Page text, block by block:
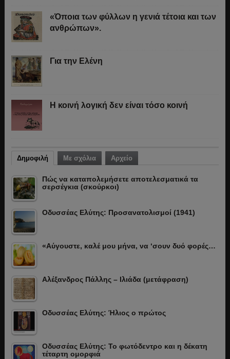
«Όποια των φύλλων η γενιά τέτοια και των
ανθρώπων».
Για την Ελένη
Η κοινή λογική δεν είναι τόσο κοινή
Δημοφιλή Με σχόλια Αρχείο
Πώς να καταπολεμήσετε αποτελεσματικά τα
σερσέγκια (σκούρκοι)
Οδυσσέας Ελύτης: Προσανατολισμοί (1941)
«Αύγουστε, καλέ μου μήνα, να ‘σουν δυό φορές…
Αλέξανδρος Πάλλης – Ιλιάδα (μετάφραση)
Οδυσσέας Ελύτης: Ήλιος ο πρώτος
Οδυσσέας Ελύτης: Το φωτόδεντρο και η δέκατη
τέταρτη ομορφιά